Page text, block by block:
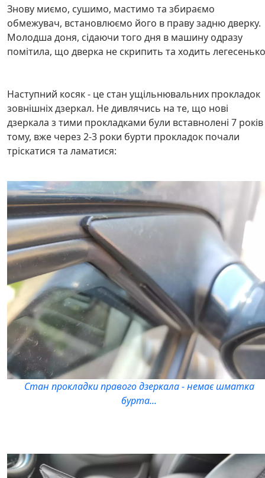
Знову миємо, сушимо, мастимо та збираємо
обмежувач, встановлюємо його в праву задню дверку.
Молодша доня, сідаючи того дня в машину одразу
помітила, що дверка не скрипить та ходить
Наступний косяк - це стан ущільнювальних прокладок
зовнішніх дзеркал. Не дивлячись на те, що нові
дзеркала з тими прокладками були вставнолені 7 років
тому, вже через 2-3 роки бурти прокладок почали
тріскатися та ламатися:
Стан прокладки правого дзеркала - немає шматка
бурта...